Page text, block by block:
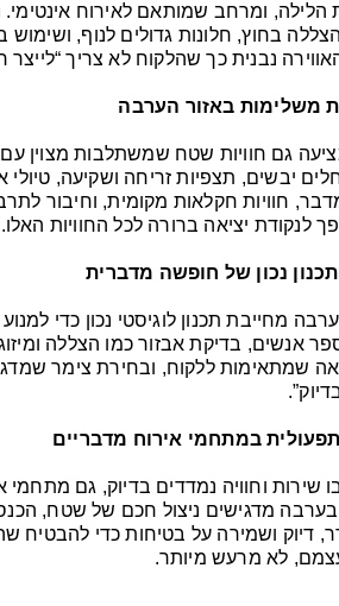
הלילה, ומרחב שמותאם לאירוח
בחוץ, חלונות גדולים לנוף,
נבנית כך שהלקוח לא צריך “לייצר
משלימות באזור הערבה
גם חוויות שטח שמשתלבות מצוין עם
יבשים, תצפיות זריחה ושקיעה,
חוויות חקלאות מקומית, וחיבור
לנקודת יציאה ברורה לכל החוויות האלו.
נכון של חופשה מדברית
מחייבת תכנון לוגיסטי נכון כדי
אנשים, בדיקת אבזור כמו הצללה
שמתאימות ללקוח, ובחירת צימר
במתחמי אירוח מדבריים
שירות וחוויה נמדדים בדיוק, גם
מדגישים ניצול חכם של שטח,
דיוק ושמירה על בטיחות כדי להבטיח
לא מרעש מיותר.